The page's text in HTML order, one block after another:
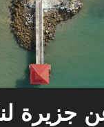
جزيرة